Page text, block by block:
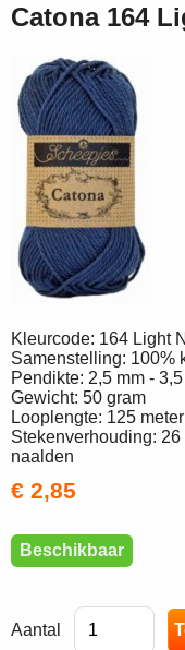
Catona 164
Kleurcode: 164 Light
Samenstelling: 100%
Pendikte: 2,5 mm -
Gewicht: 50 gram
Looplengte: 125 meter
Stekenverhouding:
naalden
€ 2,85
Beschikbaar
Aantal